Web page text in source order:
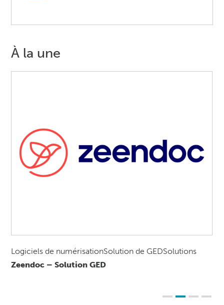
À la une
Logiciels de numérisationSolution de GEDSolutions
Zeendoc – Solution GED